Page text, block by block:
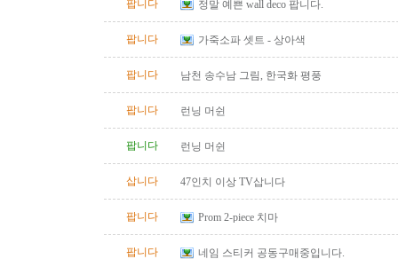
팝니다 정말 예쁜 wall deco 팝니다.
팝니다 가죽소파 셋트 - 상아색
팝니다 남천 송수남 그림, 한국화 평풍
팝니다 런닝 머쉰
팝니다 런닝 머쉰
삽니다 47인치 이상 TV삽니다
팝니다 Prom 2-piece 치마
팝니다 네임 스티커 공동구매중입니다.